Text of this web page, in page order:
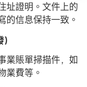
址證明。文件上的
的信息保持一致。
業賬單掃描件，如
業費等。